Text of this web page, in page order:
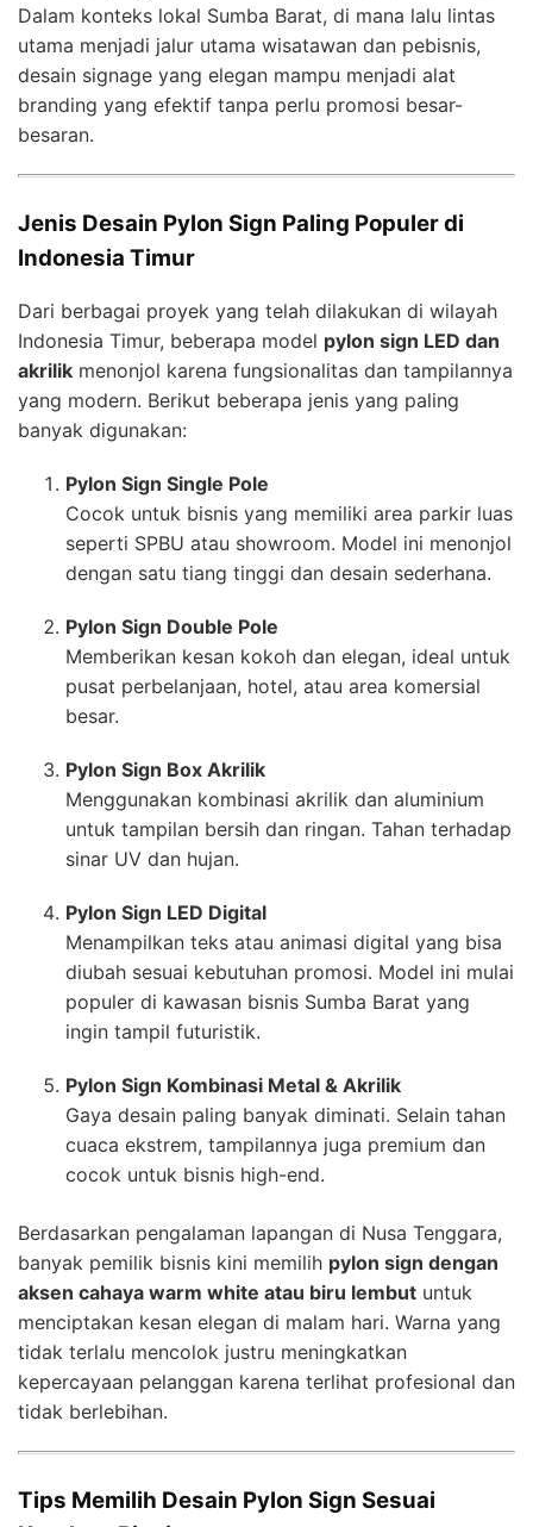
Dalam konteks lokal Sumba Barat, di mana lalu lintas
utama menjadi jalur utama wisatawan dan pebisnis,
desain signage yang elegan mampu menjadi alat
branding yang efektif tanpa perlu promosi besar-
besaran.
Jenis Desain Pylon Sign Paling Populer di
Indonesia Timur
Dari berbagai proyek yang telah dilakukan di wilayah
Indonesia Timur, beberapa model pylon sign LED dan
akrilik menonjol karena fungsionalitas dan tampilannya
yang modern. Berikut beberapa jenis yang paling
banyak digunakan:
Pylon Sign Single Pole
Cocok untuk bisnis yang memiliki area parkir luas
seperti SPBU atau showroom. Model ini menonjol
dengan satu tiang tinggi dan desain sederhana.
Pylon Sign Double Pole
Memberikan kesan kokoh dan elegan, ideal untuk
pusat perbelanjaan, hotel, atau area komersial
besar.
Pylon Sign Box Akrilik
Menggunakan kombinasi akrilik dan aluminium
untuk tampilan bersih dan ringan. Tahan terhadap
sinar UV dan hujan.
Pylon Sign LED Digital
Menampilkan teks atau animasi digital yang bisa
diubah sesuai kebutuhan promosi. Model ini mulai
populer di kawasan bisnis Sumba Barat yang
ingin tampil futuristik.
Pylon Sign Kombinasi Metal & Akrilik
Gaya desain paling banyak diminati. Selain tahan
cuaca ekstrem, tampilannya juga premium dan
cocok untuk bisnis high-end.
Berdasarkan pengalaman lapangan di Nusa Tenggara,
banyak pemilik bisnis kini memilih pylon sign dengan
aksen cahaya warm white atau biru lembut untuk
menciptakan kesan elegan di malam hari. Warna yang
tidak terlalu mencolok justru meningkatkan
kepercayaan pelanggan karena terlihat profesional dan
tidak berlebihan.
Tips Memilih Desain Pylon Sign Sesuai